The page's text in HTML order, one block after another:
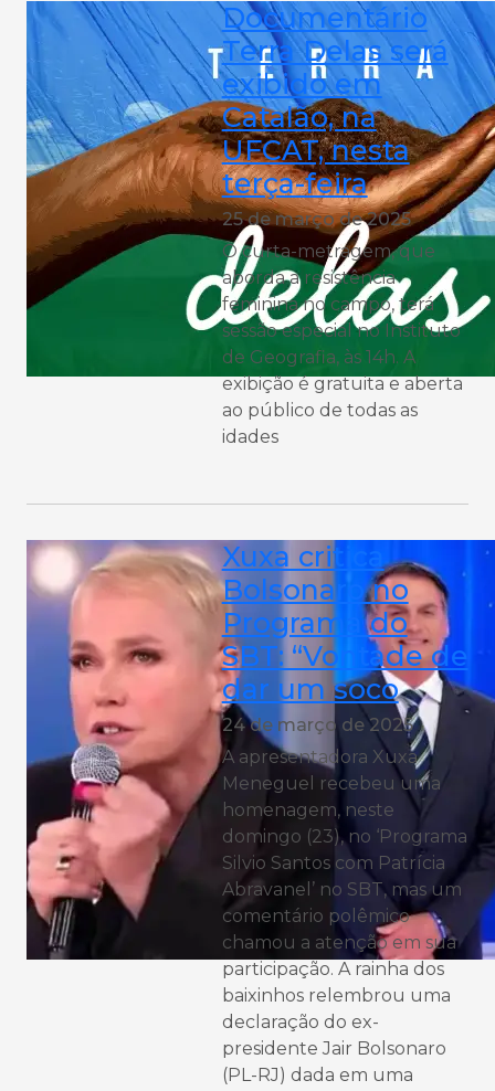
Documentário
Terra Delas será
exibido em
Catalão, na
UFCAT, nesta
terça-feira
25 de março de 2025
O curta-metragem, que
aborda a resistência
feminina no campo, terá
sessão especial no Instituto
de Geografia, às 14h. A
exibição é gratuita e aberta
ao público de todas as
idades
Xuxa critica
Bolsonaro no
Programa do
SBT: “Vontade de
dar um soco
24 de março de 2025
A apresentadora Xuxa
Meneguel recebeu uma
homenagem, neste
domingo (23), no ‘Programa
Silvio Santos com Patrícia
Abravanel’ no SBT, mas um
comentário polêmico
chamou a atenção em sua
participação. A rainha dos
baixinhos relembrou uma
declaração do ex-
presidente Jair Bolsonaro
(PL-RJ) dada em uma